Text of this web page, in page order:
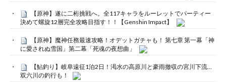
【原神】遂に二桁挑戦へ。全117キャラをルーレットでパーティー
決めて螺旋12層完全攻略目指す！！【Genshin Impact】
【原神】魔神任務最速攻略！オデットガチャも！ 第七章 第一幕「神
に愛されぬ雪国」第二幕「死魂の夜想曲」
【鮎釣り】岐阜遠征1泊2日！渇水の高原川と豪雨撤収の宮川下流…
双六川の釣行も！